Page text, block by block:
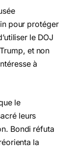
pour protéger
le DOJ
et non
à
le
leurs
Bondi réfuta
la